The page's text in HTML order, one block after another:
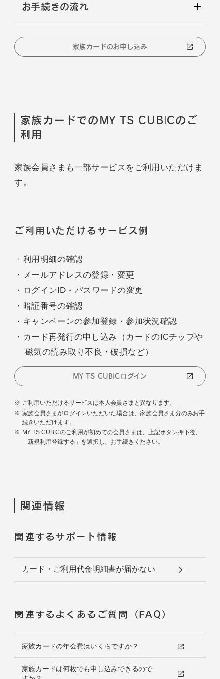
お手続きの流れ
家族カードのお申し込み
家族カードでのMY TS CUBICのご
利用
家族会員さまも一部サービスをご利用いただけま
す。
ご利用いただけるサービス例
・利用明細の確認
・メールアドレスの登録・変更
・ログインID・パスワードの変更
・暗証番号の確認
・キャンペーンの参加登録・参加状況確認
・カード再発行の申し込み（カードのICチップや
磁気の読み取り不良・破損など）
MY TS CUBICログイン
ご利用いただけるサービスは本人会員さまと異なります。
家族会員さまがログインいただいた場合は、家族会員さま分のみお手
続きいただけます。
MY TS CUBICのご利用が初めての会員さまは、上記ボタン押下後、
「新規利用登録する」を選択し、お手続きください。
関連情報
関連するサポート情報
カード・ご利用代金明細書が届かない
関連するよくあるご質問（FAQ）
家族カードの年会費はいくらですか？
家族カードは何枚でも申し込みできるので